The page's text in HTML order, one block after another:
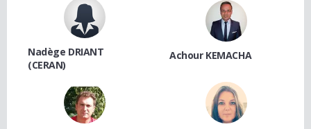
Nadège DRIANT
(CERAN)
Achour KEMACHA